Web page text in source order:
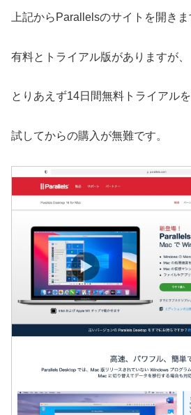
上記からParallelsのサイトを開きま
有料とトライアル版がありますが、
とりあえず14日間無料トライアルを
試してからの購入が無難です。